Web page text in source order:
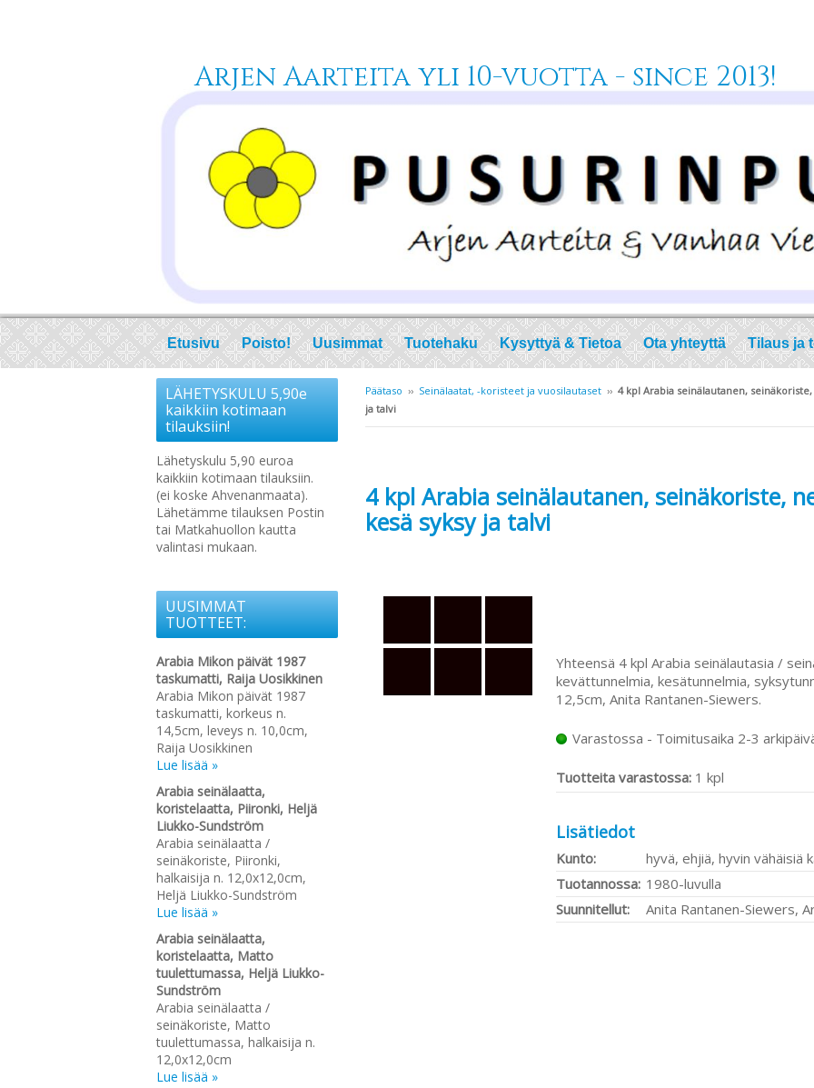
Arjen Aarteita yli 10-vuotta - since 2013!
Etusivu Poisto! Uusimmat Tuotehaku Kysyttyä & Tietoa Ota yhteyttä Tilaus ja
Päätaso ›› Seinälaatat, -koristeet ja vuosilautaset ›› 4 kpl Arabia seinälautanen,
ja talvi
4 kpl Arabia seinälautanen, seinäkoriste,
kesä syksy ja talvi
Yhteensä 4 kpl Arabia seinälautasia /
kevättunnelmia, kesätunnelmia,
12,5cm, Anita Rantanen-Siewers.
Varastossa - Toimitusaika 2-3
Tuotteita varastossa: 1 kpl
Lisätiedot
Kunto:
hyvä, ehjiä, hyvin vähäisiä
Tuotannossa: 1980-luvulla
Suunnitellut:
Anita Rantanen-Siewers,
LÄHETYSKULU 5,90e
kaikkiin kotimaan
tilauksiin!
Lähetyskulu 5,90 euroa
kaikkiin kotimaan tilauksiin.
(ei koske Ahvenanmaata).
Lähetämme tilauksen Postin
tai Matkahuollon kautta
valintasi mukaan.
UUSIMMAT
TUOTTEET:
Arabia Mikon päivät 1987
taskumatti, Raija Uosikkinen
Arabia Mikon päivät 1987
taskumatti, korkeus n.
14,5cm, leveys n. 10,0cm,
Raija Uosikkinen
Lue lisää »
Arabia seinälaatta,
koristelaatta, Piironki, Heljä
Liukko-Sundström
Arabia seinälaatta /
seinäkoriste, Piironki,
halkaisija n. 12,0x12,0cm,
Heljä Liukko-Sundström
Lue lisää »
Arabia seinälaatta,
koristelaatta, Matto
tuulettumassa, Heljä Liukko-
Sundström
Arabia seinälaatta /
seinäkoriste, Matto
tuulettumassa, halkaisija n.
12,0x12,0cm
Lue lisää »